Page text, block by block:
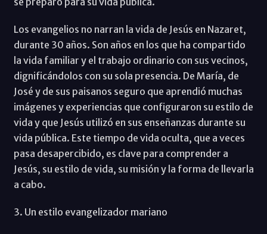
Los evangelios no narran la vida de Jesús en Nazaret,
durante 30 años. Son años en los que ha compartido
la vida familiar y el trabajo ordinario con sus vecinos,
dignificándolos con su sola presencia. De María, de
José y de sus paisanos seguro que aprendió muchas
imágenes y experiencias que configuraron su estilo de
vida y que Jesús utilizó en sus enseñanzas durante su
vida pública. Este tiempo de vida oculta, que a veces
pasa desapercibido, es clave para comprender a
Jesús, su estilo de vida, su misión y la forma de llevarla
a cabo.
3. Un estilo evangelizador mariano